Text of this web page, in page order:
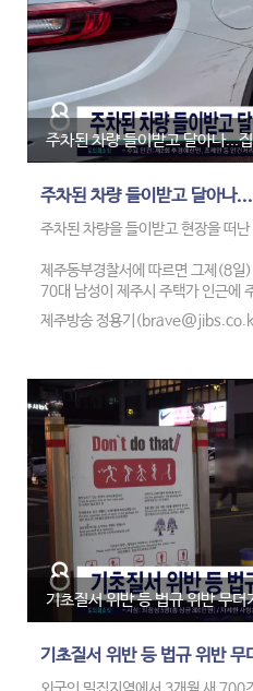
주차된 차량 들이받고 달아나...
주차된 차량을 들이받고 현장을 떠
제주동부경찰서에 따르면 그제(8
70대 남성이 제주시 주택가 인근에
치 없이 현장을 벗어났습니다.
경찰은 음주운전 사고는 아니라고
다.
제주방송 정용기
기초질서 위반 등 법규 위반 무더